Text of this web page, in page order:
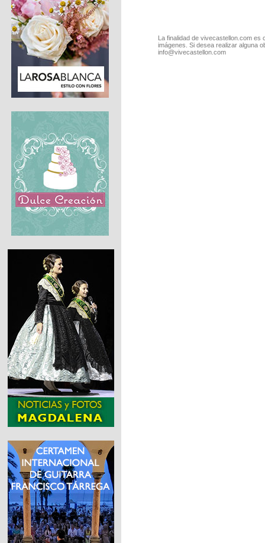
La finalidad de vivecastellon.com
imágenes. Si desea realizar alguna
info@vivecastellon.com